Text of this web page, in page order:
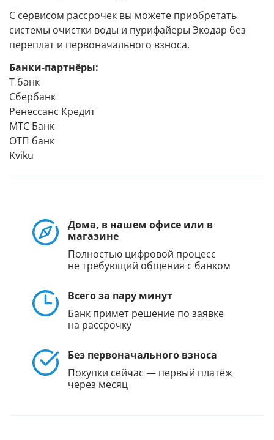
С сервисом рассрочек вы можете приобретать
системы очистки воды и пурифайеры Экодар без
переплат и первоначального взноса.
Банки-партнёры:
Т банк
Сбербанк
Ренессанс Кредит
МТС Банк
ОТП банк
Kviku
Дома, в нашем офисе или в
магазине
Полностью цифровой процесс
не требующий общения с банком
Всего за пару минут
Банк примет решение по заявке
на рассрочку
Без первоначального взноса
Покупки сейчас — первый платёж
через месяц